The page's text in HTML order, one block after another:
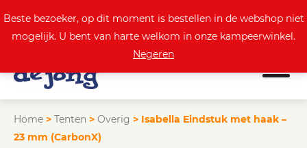
Actuele aanbod
Home > Tenten > Overig > Isabella Eindstuk met haak –
23 mm (CarbonX)
Beste bezoeker, op dit moment is bestellen in de webshop niet
mogelijk. U bent van harte welkom in onze kampeerwinkel.
Negeren